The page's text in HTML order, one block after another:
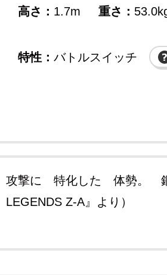
高さ： 1.7m 重さ：
特性： バトルスイッチ
攻撃に 特化した 体勢。
LEGENDS Z-A』より）